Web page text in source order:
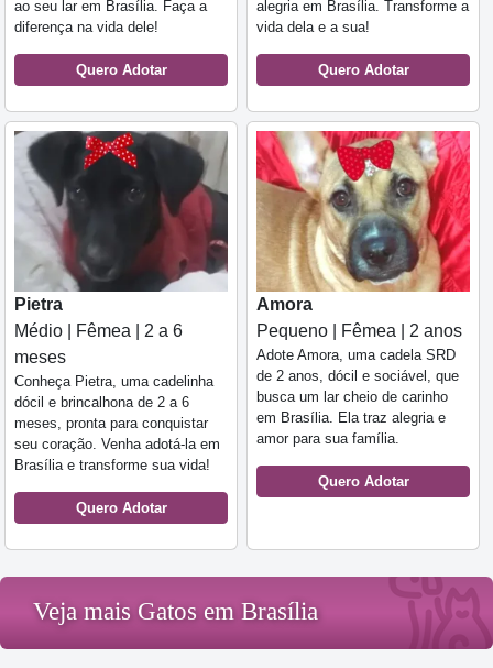
ao seu lar em Brasília. Faça a
diferença na vida dele!
Quero Adotar
alegria em Brasília. Transforme a
vida dela e a sua!
Quero Adotar
Pietra
Médio | Fêmea | 2 a 6
meses
Conheça Pietra, uma cadelinha
dócil e brincalhona de 2 a 6
meses, pronta para conquistar
seu coração. Venha adotá-la em
Brasília e transforme sua vida!
Quero Adotar
Amora
Pequeno | Fêmea | 2 anos
Adote Amora, uma cadela SRD
de 2 anos, dócil e sociável, que
busca um lar cheio de carinho
em Brasília. Ela traz alegria e
amor para sua família.
Quero Adotar
Veja mais Gatos em Brasília